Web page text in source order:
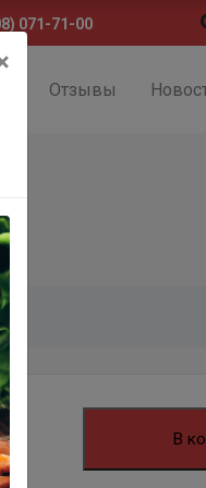
071-71-00
Отзывы
В